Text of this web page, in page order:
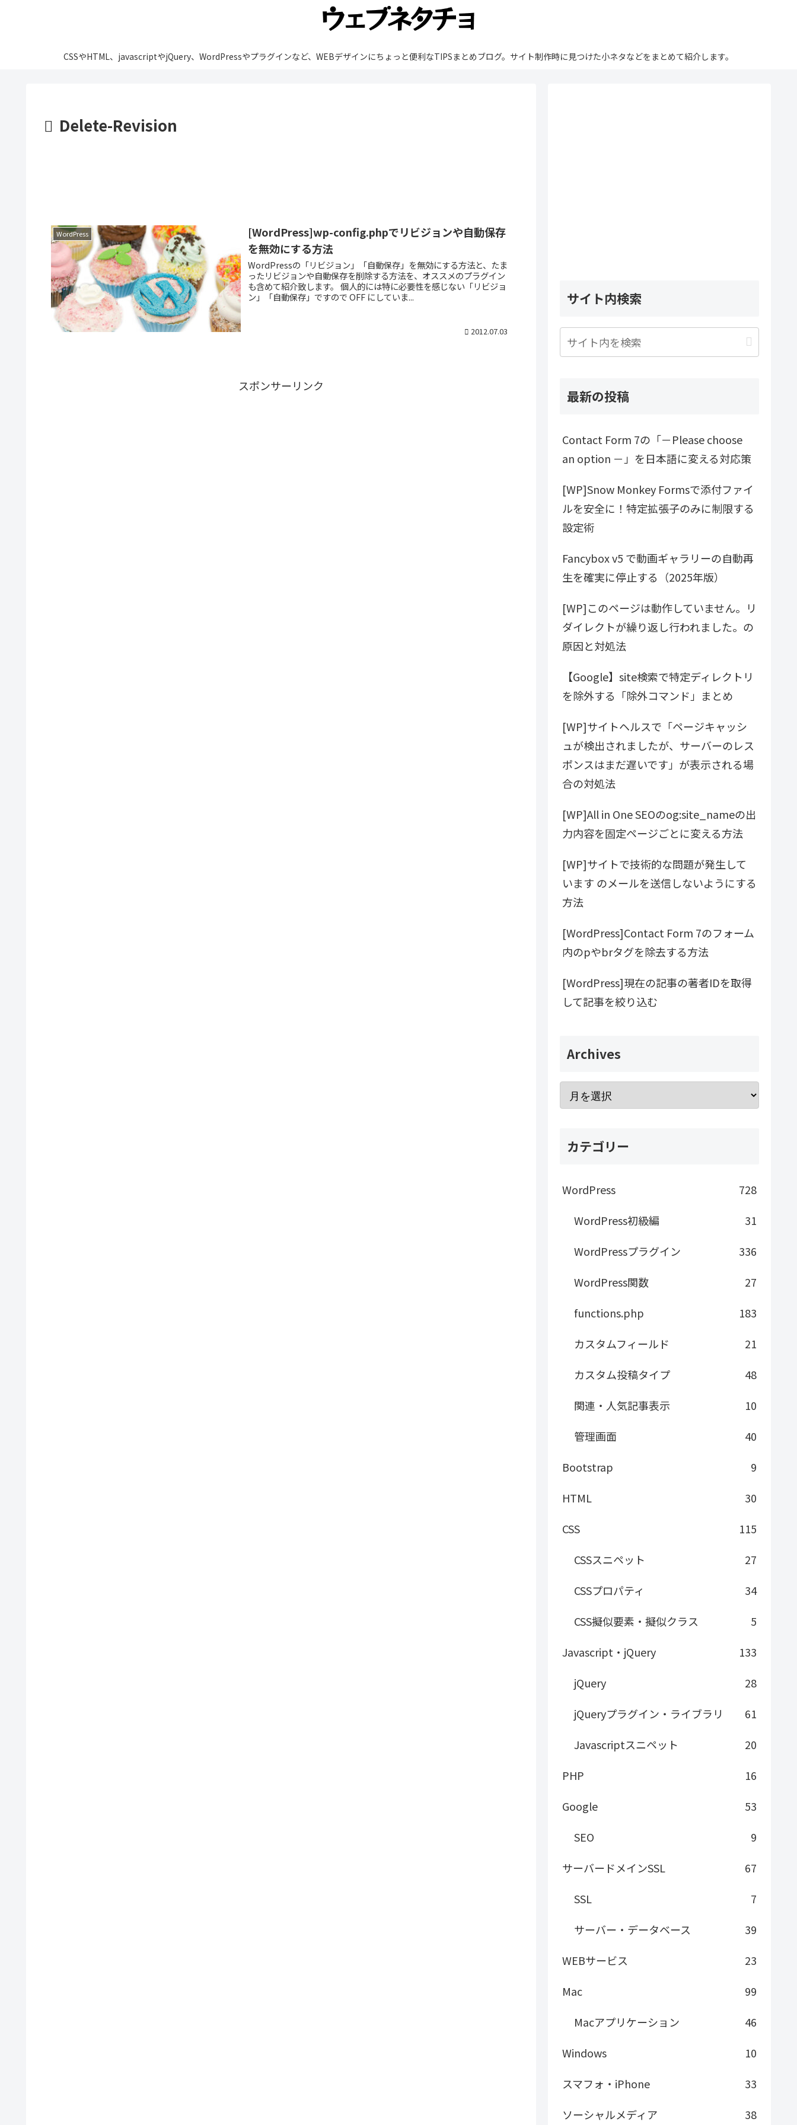
CSSやHTML、javascriptやjQuery、WordPressやプラグインなど、WEBデザインにちょっと便利なTIPSまとめブログ。サイト制作時に見つけた小ネタなどをまとめて紹介します。
Delete-Revision
WordPress
[WordPress]wp-config.phpでリビジョンや自動保存
を無効にする方法
WordPressの「リビジョン」「自動保存」を無効にする方法と、たま
ったリビジョンや自動保存を削除する方法を、オススメのプラグイン
も含めて紹介致します。 個人的には特に必要性を感じない「リビジョ
ン」「自動保存」ですので OFF にしていま...
2012.07.03
スポンサーリンク
サイト内検索
最新の投稿
Contact Form 7の「－Please choose
an option －」を日本語に変える対応策
[WP]Snow Monkey Formsで添付ファイ
ルを安全に！特定拡張子のみに制限する
設定術
Fancybox v5 で動画ギャラリーの自動再
生を確実に停止する（2025年版）
[WP]このページは動作していません。リ
ダイレクトが繰り返し行われました。の
原因と対処法
【Google】site検索で特定ディレクトリ
を除外する「除外コマンド」まとめ
[WP]サイトヘルスで「ページキャッシ
ュが検出されましたが、サーバーのレス
ポンスはまだ遅いです」が表示される場
合の対処法
[WP]All in One SEOのog:site_nameの出
力内容を固定ページごとに変える方法
[WP]サイトで技術的な問題が発生して
います のメールを送信しないようにする
方法
[WordPress]Contact Form 7のフォーム
内のpやbrタグを除去する方法
[WordPress]現在の記事の著者IDを取得
して記事を絞り込む
Archives
カテゴリー
WordPress
728
WordPress初級編
31
WordPressプラグイン
336
WordPress関数
27
functions.php
183
カスタムフィールド
21
カスタム投稿タイプ
48
関連・人気記事表示
10
管理画面
40
Bootstrap
9
HTML
30
CSS
115
CSSスニペット
27
CSSプロパティ
34
CSS擬似要素・擬似クラス
5
Javascript・jQuery
133
jQuery
28
jQueryプラグイン・ライブラリ
61
Javascriptスニペット
20
PHP
16
Google
53
SEO
9
サーバードメインSSL
67
SSL
7
サーバー・データベース
39
WEBサービス
23
Mac
99
Macアプリケーション
46
Windows
10
スマフォ・iPhone
33
ソーシャルメディア
38